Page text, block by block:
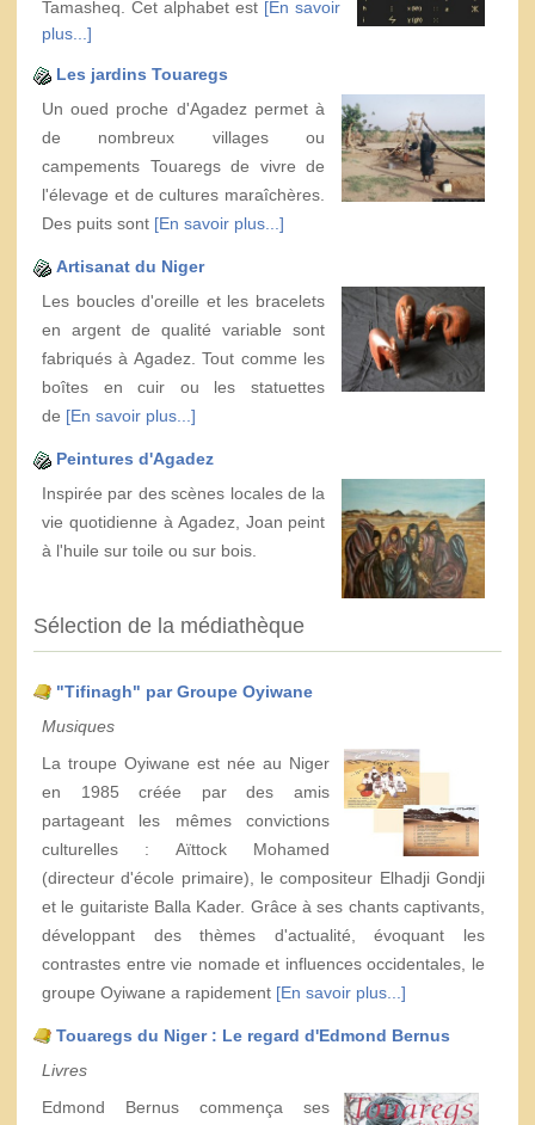
Tamasheq. Cet alphabet est [En savoir
plus...]
Les jardins Touaregs
Un oued proche d'Agadez permet à
de nombreux villages ou
campements Touaregs de vivre de
l'élevage et de cultures maraîchères.
Des puits sont [En savoir plus...]
Artisanat du Niger
Les boucles d'oreille et les bracelets
en argent de qualité variable sont
fabriqués à Agadez. Tout comme les
boîtes en cuir ou les statuettes
de [En savoir plus...]
Peintures d'Agadez
Inspirée par des scènes locales de la
vie quotidienne à Agadez, Joan peint
à l'huile sur toile ou sur bois.
Sélection de la médiathèque
"Tifinagh" par Groupe Oyiwane
Musiques
La troupe Oyiwane est née au Niger
en 1985 créée par des amis
partageant les mêmes convictions
culturelles : Aïttock Mohamed
(directeur d'école primaire), le compositeur Elhadji Gondji
et le guitariste Balla Kader. Grâce à ses chants captivants,
développant des thèmes d'actualité, évoquant les
contrastes entre vie nomade et influences occidentales, le
groupe Oyiwane a rapidement [En savoir plus...]
Touaregs du Niger : Le regard d'Edmond Bernus
Livres
Edmond Bernus commença ses